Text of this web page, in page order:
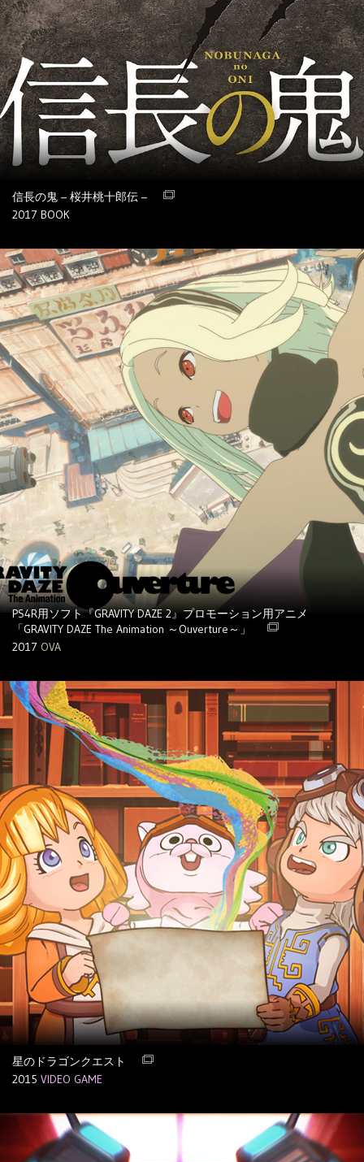
信長の鬼 – 桜井桃十郎伝 –
2017 BOOK
PS4R用ソフト『GRAVITY DAZE 2』プロモーション用アニメ
「GRAVITY DAZE The Animation ～Ouverture～」
2017 OVA
星のドラゴンクエスト
2015 VIDEO GAME